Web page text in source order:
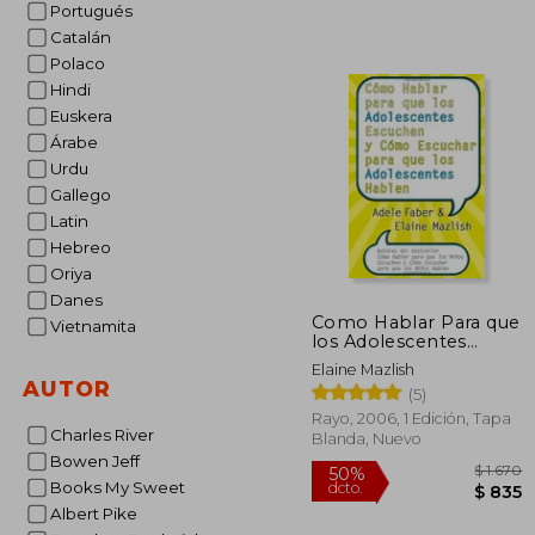
Portugués
Catalán
Polaco
Hindi
Euskera
Árabe
Urdu
Gallego
Latin
Hebreo
Oriya
Danes
Vietnamita
AUTOR
Charles River
Bowen Jeff
Books My Sweet
Albert Pike
Como Hablar Para que
los Adolescentes
Escuchen y Como
Escuchar Para que los
Adolescentes Hablen
Elaine Mazlish
(5)
Rayo, 2006, 1 Edición, Tapa
Blanda, Nuevo